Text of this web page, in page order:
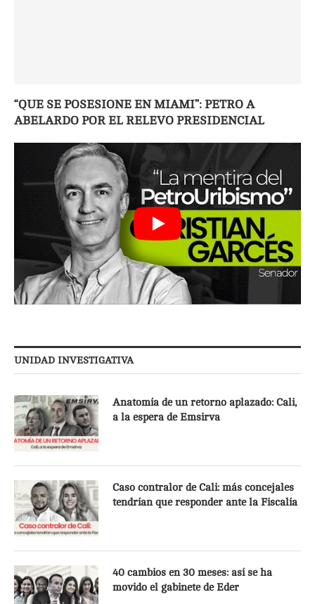
“QUE SE POSESIONE EN MIAMI”: PETRO A
ABELARDO POR EL RELEVO PRESIDENCIAL
UNIDAD INVESTIGATIVA
Anatomía de un retorno aplazado: Cali,
a la espera de Emsirva
Caso contralor de Cali: más concejales
tendrían que responder ante la Fiscalía
40 cambios en 30 meses: así se ha
movido el gabinete de Eder